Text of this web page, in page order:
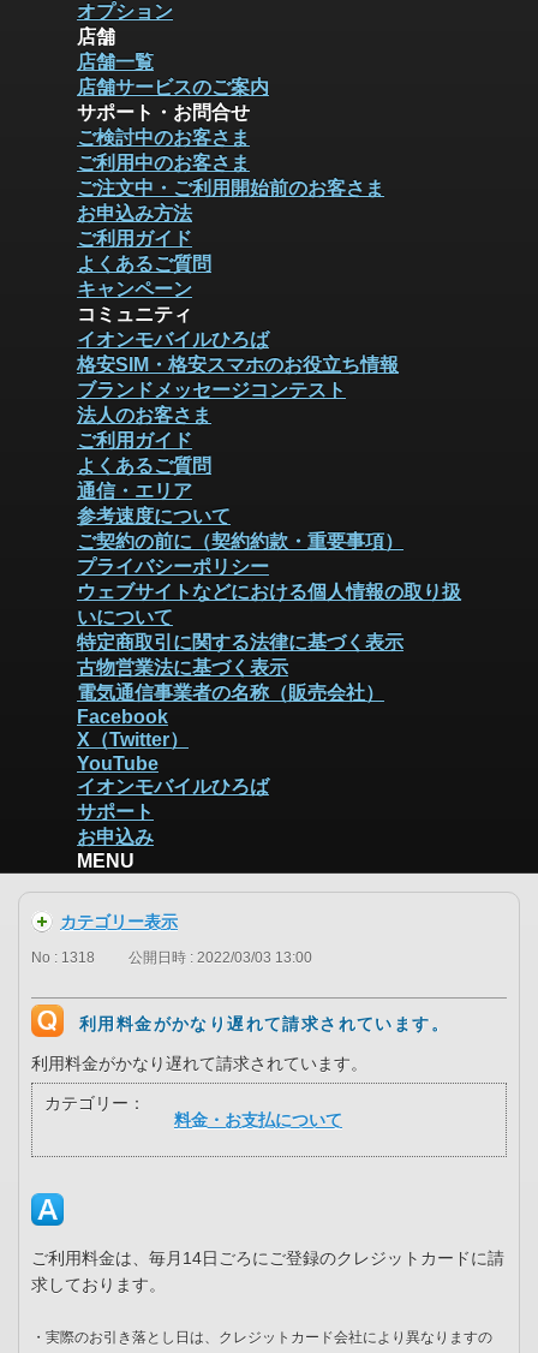
オプション
店舗
店舗一覧
店舗サービスのご案内
サポート・お問合せ
ご検討中のお客さま
ご利用中のお客さま
ご注文中・ご利用開始前のお客さま
お申込み方法
ご利用ガイド
よくあるご質問
キャンペーン
コミュニティ
イオンモバイルひろば
格安SIM・格安スマホのお役立ち情報
ブランドメッセージコンテスト
法人のお客さま
ご利用ガイド
よくあるご質問
通信・エリア
参考速度について
ご契約の前に（契約約款・重要事項）
プライバシーポリシー
ウェブサイトなどにおける個人情報の取り扱
いについて
特定商取引に関する法律に基づく表示
古物営業法に基づく表示
電気通信事業者の名称（販売会社）
Facebook
X（Twitter）
YouTube
イオンモバイルひろば
サポート
お申込み
MENU
カテゴリー表示
No : 1318 公開日時 : 2022/03/03 13:00
利用料金がかなり遅れて請求されています。
利用料金がかなり遅れて請求されています。
カテゴリー：
料金・お支払について
ご利用料金は、毎月14日ごろにご登録のクレジットカードに請
求しております。
・実際のお引き落とし日は、クレジットカード会社により異なりますの